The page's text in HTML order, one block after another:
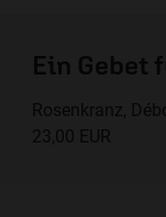
Ein Gebet
Rosenkranz,
23,00 EUR